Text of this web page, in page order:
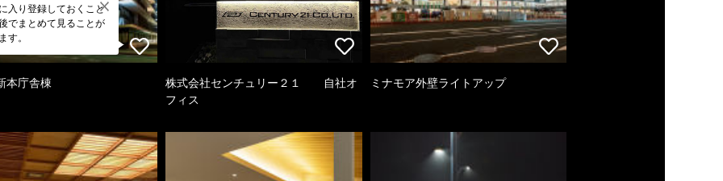
入り登録しておくこと
でまとめて見ることが
す。
本庁舎棟
株式会社センチュリー２１ 自社オ
フィス
ミナモア外壁ライトアップ